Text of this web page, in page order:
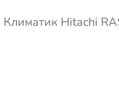
Hitachi